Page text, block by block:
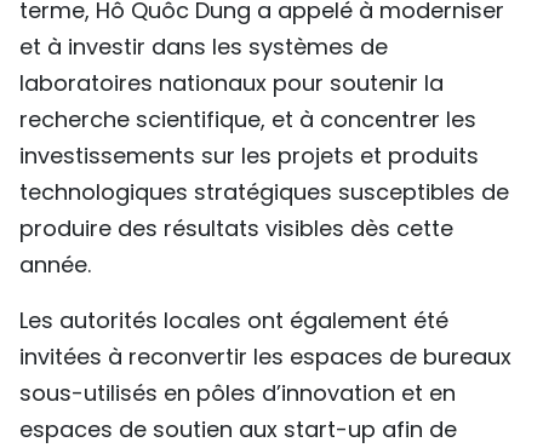
terme, Hô Quôc Dung a appelé à moderniser
et à investir dans les systèmes de
laboratoires nationaux pour soutenir la
recherche scientifique, et à concentrer les
investissements sur les projets et produits
technologiques stratégiques susceptibles de
produire des résultats visibles dès cette
année.
Les autorités locales ont également été
invitées à reconvertir les espaces de bureaux
sous-utilisés en pôles d’innovation et en
espaces de soutien aux start-up afin de